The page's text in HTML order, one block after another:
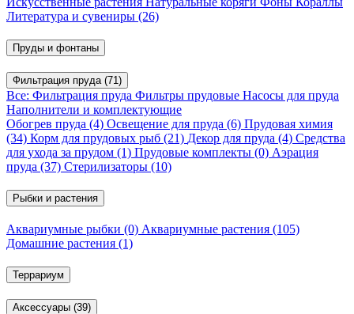
Литература и сувениры (26)
Пруды и фонтаны
Фильтрация пруда (71)
Все: Фильтрация пруда Фильтры прудовые Насосы для пруда
Наполнители и комплектующие
Обогрев пруда (4) Освещение для пруда (6) Прудовая химия
(34) Корм для прудовых рыб (21) Декор для пруда (4) Средства
для ухода за прудом (1) Прудовые комплекты (0) Аэрация
пруда (37) Стерилизаторы (10)
Рыбки и растения
Аквариумные рыбки (0) Аквариумные растения (105)
Домашние растения (1)
Террариум
Аксессуары (39)